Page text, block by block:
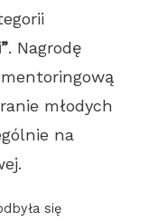
. Nagrodę
młodych
na
się